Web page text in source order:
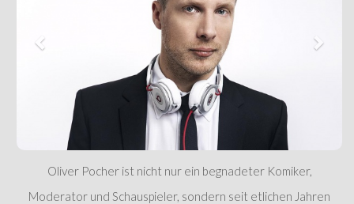
Oliver Pocher ist nicht nur ein begnadeter Komiker,
Moderator und Schauspieler, sondern seit etlichen Jahren